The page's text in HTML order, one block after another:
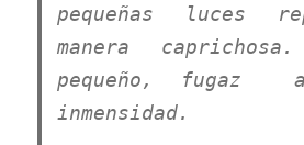
pequeñas luces
manera
pequeño, fugaz
inmensidad.